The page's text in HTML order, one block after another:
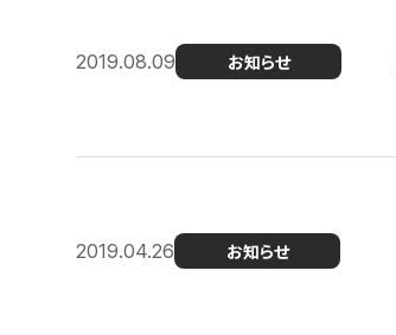
2019.08.09 お知らせ
2019.04.26 お知らせ